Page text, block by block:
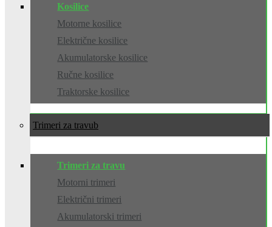
Kosilice
Motorne kosilice
Električne kosilice
Akumulatorske kosilice
Ručne kosilice
Traktorske kosilice
Trimeri za travu
Trimeri za travu
Motorni trimeri
Električni trimeri
Akumulatorski trimeri